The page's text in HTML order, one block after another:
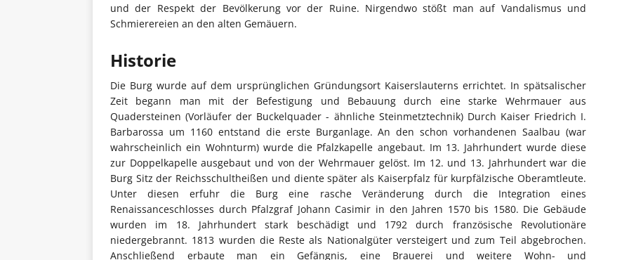
und der Respekt der Bevölkerung vor der Ruine. Nirgendwo stößt man auf Vandalismus und
Schmierereien an den alten Gemäuern.
Historie
Die Burg wurde auf dem ursprünglichen Gründungsort Kaiserslauterns errichtet. In spätsalischer
Zeit begann man mit der Befestigung und Bebauung durch eine starke Wehrmauer aus
Quadersteinen (Vorläufer der Buckelquader - ähnliche Steinmetztechnik) Durch Kaiser Friedrich I.
Barbarossa um 1160 entstand die erste Burganlage. An den schon vorhandenen Saalbau (war
wahrscheinlich ein Wohnturm) wurde die Pfalzkapelle angebaut. Im 13. Jahrhundert wurde diese
zur Doppelkapelle ausgebaut und von der Wehrmauer gelöst. Im 12. und 13. Jahrhundert war die
Burg Sitz der Reichsschultheißen und diente später als Kaiserpfalz für kurpfälzische Oberamtleute.
Unter diesen erfuhr die Burg eine rasche Veränderung durch die Integration eines
Renaissanceschlosses durch Pfalzgraf Johann Casimir in den Jahren 1570 bis 1580. Die Gebäude
wurden im 18. Jahrhundert stark beschädigt und 1792 durch französische Revolutionäre
niedergebrannt. 1813 wurden die Reste als Nationalgüter versteigert und zum Teil abgebrochen.
Anschließend erbaute man ein Gefängnis, eine Brauerei und weitere Wohn- und